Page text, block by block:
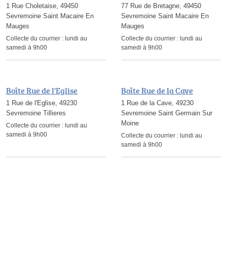
1 Rue Choletaise, 49450
Sevremoine Saint Macaire En
Mauges
Collecte du courrier : lundi au
samedi à 9h00
77 Rue de Bretagne, 49450
Sevremoine Saint Macaire En
Mauges
Collecte du courrier : lundi au
samedi à 9h00
Boîte Rue de l'Eglise
1 Rue de l'Eglise, 49230
Sevremoine Tillieres
Collecte du courrier : lundi au
samedi à 9h00
Boîte Rue de la Cave
1 Rue de la Cave, 49230
Sevremoine Saint Germain Sur
Moine
Collecte du courrier : lundi au
samedi à 9h00